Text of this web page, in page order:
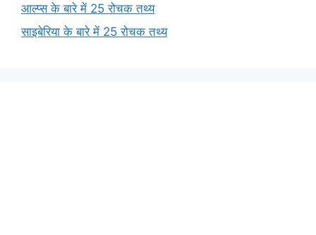
आल्प्स के बारे में 25 रोचक तथ्य
साइबेरिया के बारे में 25 रोचक तथ्य